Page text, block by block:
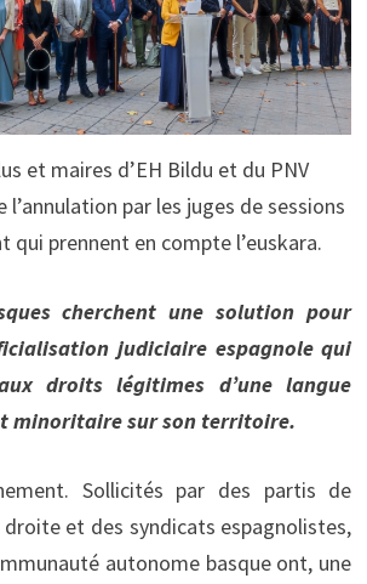
et maires d’EH Bildu et du PNV
par les juges de sessions
qui prennent en compte l’euskara.
cherchent une solution pour
judiciaire espagnole qui
droits légitimes d’une langue
minoritaire sur son territoire.
Sollicités par des partis de
et des syndicats espagnolistes,
autonome basque ont, une